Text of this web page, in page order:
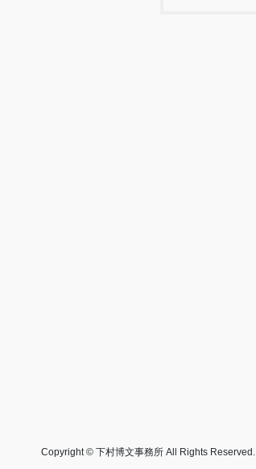
Copyright © 下村博文事務所 All Rights Reserved.